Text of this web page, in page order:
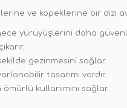
ve köpeklerine bir dizi
yürüyüşlerini daha
.
gezinmesini sağlar.
tasarımı vardır.
kullanımını sağlar.